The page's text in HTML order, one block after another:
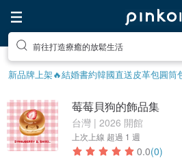
前往打造療癒的放鬆生活
前往尋找靈感吧
新品牌上架🔥結婚書約韓國直送皮革包圓筒
莓莓貝狗的飾品集
台灣 | 2026 開館
上次上線 超過 1 週
0.0(0)